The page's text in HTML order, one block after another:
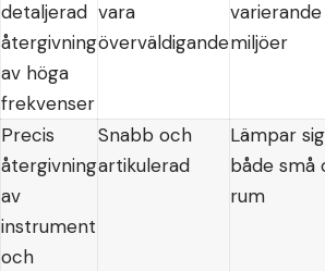
detaljerad
återgivning
av höga
frekvenser
vara
överväldigandemiljöer
Precis
återgivning
av
instrument
och
Snabb och
artikulerad
Lämpar
både små
rum